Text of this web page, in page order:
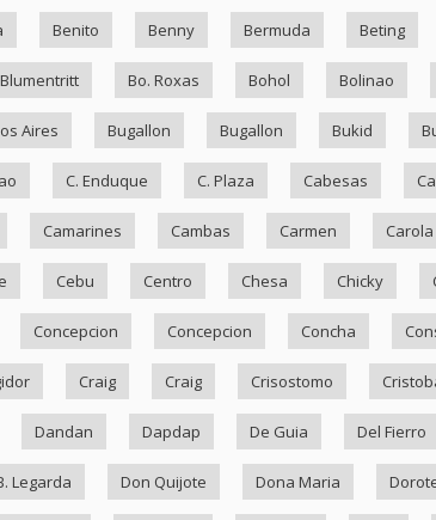
Benito Benny Bermuda Beting
Blumentritt Bo. Roxas Bohol Bolinao
Aires Bugallon Bugallon Bukid
C. Enduque C. Plaza Cabesas
Camarines Cambas Carmen Carola
Cebu Centro Chesa Chicky
Concepcion Concepcion Concha
Craig Craig Crisostomo
Dandan Dapdap De Guia Del Fierro
Legarda Don Quijote Dona Maria